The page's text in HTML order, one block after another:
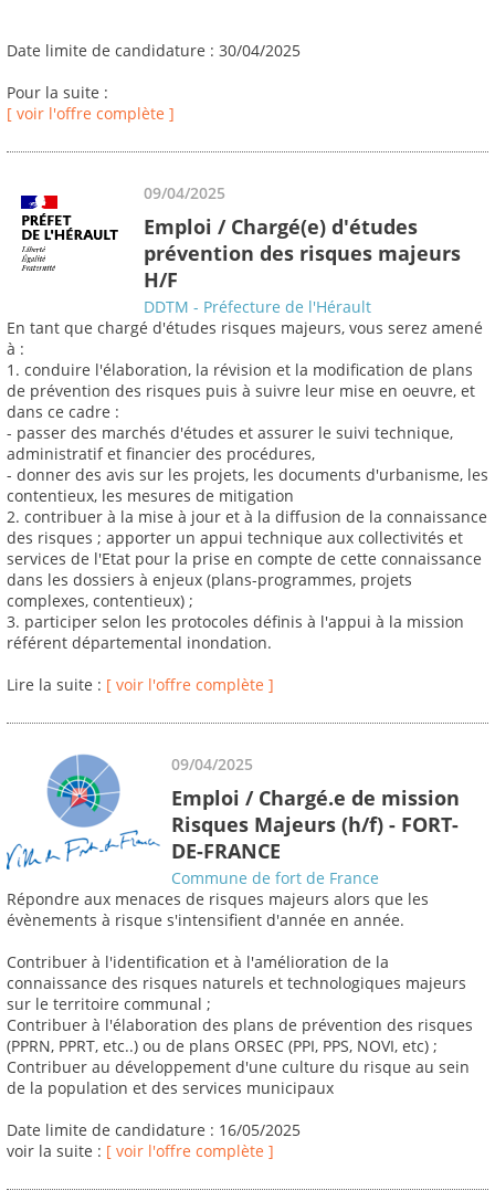
Date limite de candidature : 30/04/2025
Pour la suite :
[ voir l'offre complète ]
09/04/2025
Emploi / Chargé(e) d'études
prévention des risques majeurs
H/F
DDTM - Préfecture de l'Hérault
En tant que chargé d'études risques majeurs, vous serez amené
à :
1. conduire l'élaboration, la révision et la modification de plans
de prévention des risques puis à suivre leur mise en oeuvre, et
dans ce cadre :
- passer des marchés d'études et assurer le suivi technique,
administratif et financier des procédures,
- donner des avis sur les projets, les documents d'urbanisme, les
contentieux, les mesures de mitigation
2. contribuer à la mise à jour et à la diffusion de la connaissance
des risques ; apporter un appui technique aux collectivités et
services de l'Etat pour la prise en compte de cette connaissance
dans les dossiers à enjeux (plans-programmes, projets
complexes, contentieux) ;
3. participer selon les protocoles définis à l'appui à la mission
référent départemental inondation.
Lire la suite : [ voir l'offre complète ]
09/04/2025
Emploi / Chargé.e de mission
Risques Majeurs (h/f) - FORT-
DE-FRANCE
Commune de fort de France
Répondre aux menaces de risques majeurs alors que les
évènements à risque s'intensifient d'année en année.
Contribuer à l'identification et à l'amélioration de la
connaissance des risques naturels et technologiques majeurs
sur le territoire communal ;
Contribuer à l'élaboration des plans de prévention des risques
(PPRN, PPRT, etc..) ou de plans ORSEC (PPI, PPS, NOVI, etc) ;
Contribuer au développement d'une culture du risque au sein
de la population et des services municipaux
Date limite de candidature : 16/05/2025
voir la suite : [ voir l'offre complète ]